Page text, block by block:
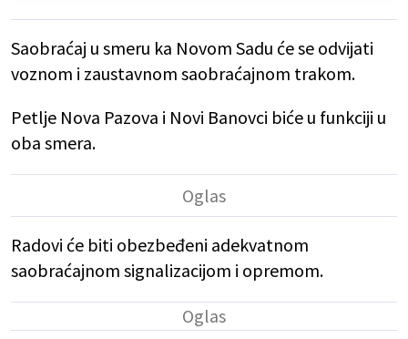
Saobraćaj u smeru ka Novom Sadu će se odvijati
voznom i zaustavnom saobraćajnom trakom.
Petlje Nova Pazova i Novi Banovci biće u funkciji u
oba smera.
Radovi će biti obezbeđeni adekvatnom
saobraćajnom signalizacijom i opremom.